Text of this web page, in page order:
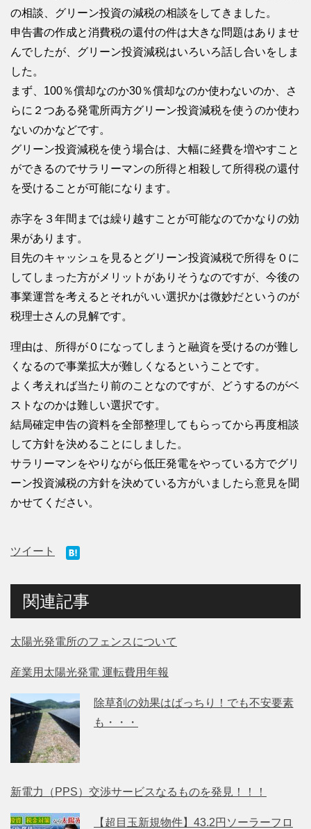
の相談、グリーン投資の減税の相談をしてきました。
申告書の作成と消費税の還付の件は大きな問題はありませ
んでしたが、グリーン投資減税はいろいろ話し合いをしま
した。
まず、100％償却なのか30％償却なのか使わないのか、さ
らに２つある発電所両方グリーン投資減税を使うのか使わ
ないのかなどです。
グリーン投資減税を使う場合は、大幅に経費を増やすこと
ができるのでサラリーマンの所得と相殺して所得税の還付
を受けることが可能になります。
赤字を３年間までは繰り越すことが可能なのでかなりの効
果があります。
目先のキャッシュを見るとグリーン投資減税で所得を０に
してしまった方がメリットがありそうなのですが、今後の
事業運営を考えるとそれがいい選択かは微妙だというのが
税理士さんの見解です。
理由は、所得が０になってしまうと融資を受けるのが難し
くなるので事業拡大が難しくなるということです。
よく考えれば当たり前のことなのですが、どうするのがベ
ストなのかは難しい選択です。
結局確定申告の資料を全部整理してもらってから再度相談
して方針を決めることにしました。
サラリーマンをやりながら低圧発電をやっている方でグリ
ーン投資減税の方針を決めている方がいましたら意見を聞
かせてください。
ツイート
関連記事
太陽光発電所のフェンスについて
産業用太陽光発電 運転費用年報
除草剤の効果はばっちり！でも不安要素
も・・・
新電力（PPS）交渉サービスなるものを発見！！！
【超目玉新規物件】43.2円ソーラーフロ